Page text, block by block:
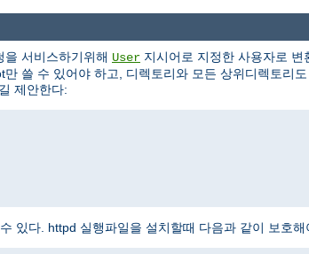
서비스하기위해 User 지시어로 지정한 사용자로
쓸 수 있어야 하고, 디렉토리와 모든 상위디렉토리
제안한다:
있다. httpd 실행파일을 설치할때 다음과 같이 보호해